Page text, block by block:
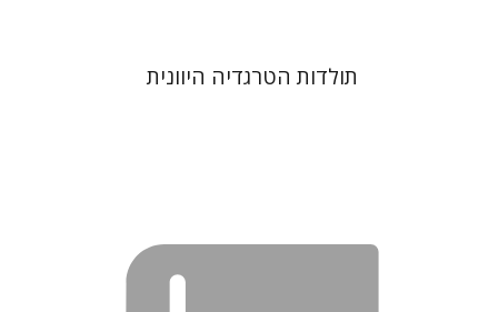
תולדות הטרגדיה היוונית